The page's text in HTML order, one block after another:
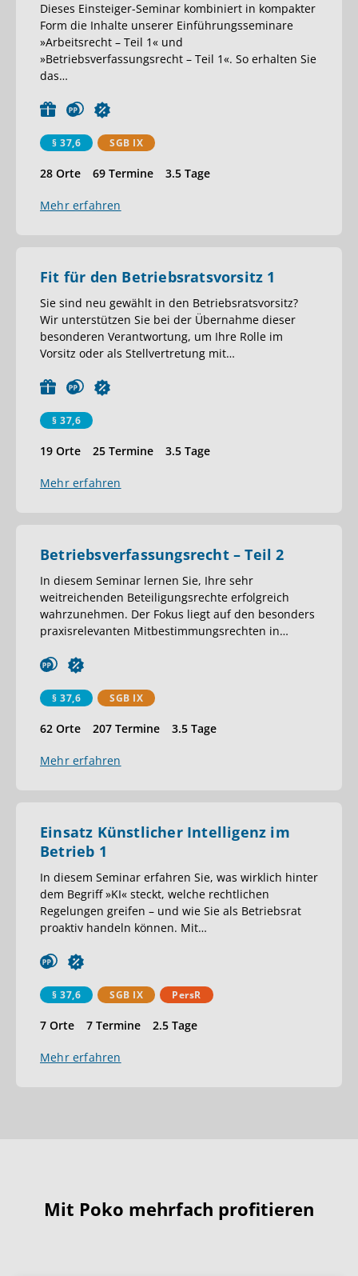
Dieses Einsteiger-Seminar kombiniert in kompakter
Form die Inhalte unserer Einführungsseminare
»Arbeitsrecht – Teil 1« und
»Betriebsverfassungsrecht – Teil 1«. So erhalten Sie
das…
§ 37,6 SGB IX
28 Orte 69 Termine 3.5 Tage
Mehr erfahren
Fit für den Betriebsratsvorsitz 1
Sie sind neu gewählt in den Betriebsratsvorsitz?
Wir unterstützen Sie bei der Übernahme dieser
besonderen Verantwortung, um Ihre Rolle im
Vorsitz oder als Stellvertretung mit…
§ 37,6
19 Orte 25 Termine 3.5 Tage
Mehr erfahren
Betriebsverfassungsrecht – Teil 2
In diesem Seminar lernen Sie, Ihre sehr
weitreichenden Beteiligungsrechte erfolgreich
wahrzunehmen. Der Fokus liegt auf den besonders
praxisrelevanten Mitbestimmungsrechten in…
§ 37,6 SGB IX
62 Orte 207 Termine 3.5 Tage
Mehr erfahren
Einsatz Künstlicher Intelligenz im
Betrieb 1
In diesem Seminar erfahren Sie, was wirklich hinter
dem Begriff »KI« steckt, welche rechtlichen
Regelungen greifen – und wie Sie als Betriebsrat
proaktiv handeln können. Mit…
§ 37,6 SGB IX PersR
7 Orte 7 Termine 2.5 Tage
Mehr erfahren
Mit Poko mehrfach profitieren